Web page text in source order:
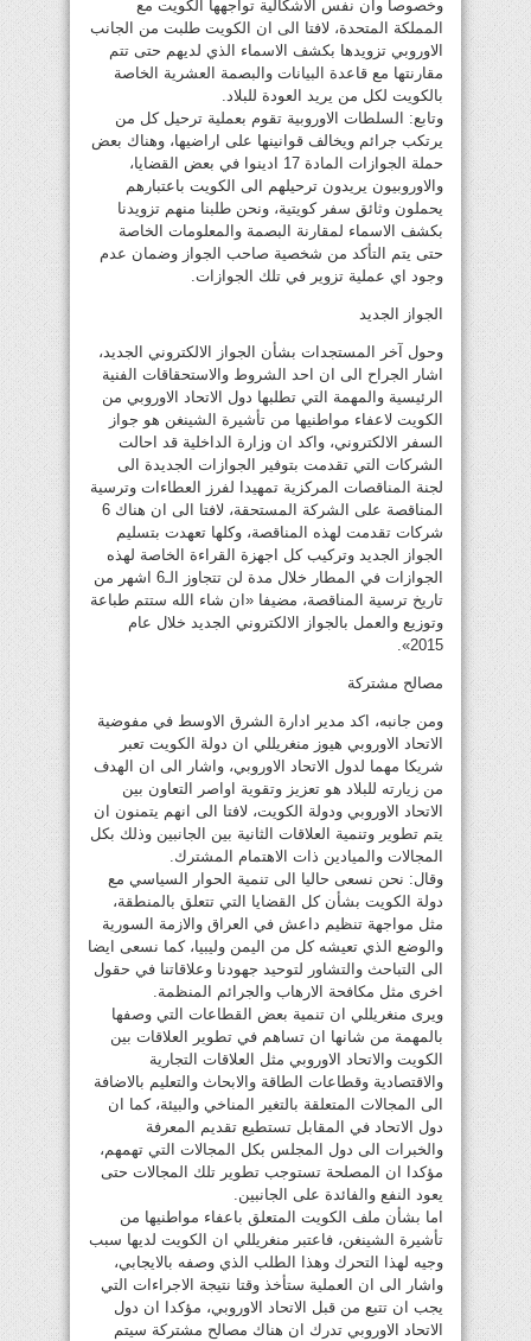
وخصوصا وان نفس الاشكالية تواجهها الكويت مع
المملكة المتحدة، لافتا الى ان الكويت طلبت من الجانب
الاوروبي تزويدها بكشف الاسماء الذي لديهم حتى تتم
مقارنتها مع قاعدة البيانات والبصمة العشرية الخاصة
بالكويت لكل من يريد العودة للبلاد.
وتابع: السلطات الاوروبية تقوم بعملية ترحيل كل من
يرتكب جرائم ويخالف قوانينها على اراضيها، وهناك بعض
حملة الجوازات المادة 17 ادينوا في بعض القضايا،
والاوروبيون يريدون ترحيلهم الى الكويت باعتبارهم
يحملون وثائق سفر كويتية، ونحن طلبنا منهم تزويدنا
بكشف الاسماء لمقارنة البصمة والمعلومات الخاصة
حتى يتم التأكد من شخصية صاحب الجواز وضمان عدم
وجود اي عملية تزوير في تلك الجوازات.
الجواز الجديد
وحول آخر المستجدات بشأن الجواز الالكتروني الجديد،
اشار الجراح الى ان احد الشروط والاستحقاقات الفنية
الرئيسية والمهمة التي تطلبها دول الاتحاد الاوروبي من
الكويت لاعفاء مواطنيها من تأشيرة الشينغن هو جواز
السفر الالكتروني، واكد ان وزارة الداخلية قد احالت
الشركات التي تقدمت بتوفير الجوازات الجديدة الى
لجنة المناقصات المركزية تمهيدا لفرز العطاءات وترسية
المناقصة على الشركة المستحقة، لافتا الى ان هناك 6
شركات تقدمت لهذه المناقصة، وكلها تعهدت بتسليم
الجواز الجديد وتركيب كل اجهزة القراءة الخاصة لهذه
الجوازات في المطار خلال مدة لن تتجاوز الـ6 اشهر من
تاريخ ترسية المناقصة، مضيفا «ان شاء الله ستتم طباعة
وتوزيع والعمل بالجواز الالكتروني الجديد خلال عام
2015».
مصالح مشتركة
ومن جانبه، اكد مدير ادارة الشرق الاوسط في مفوضية
الاتحاد الاوروبي هيوز منغريللي ان دولة الكويت تعبر
شريكا مهما لدول الاتحاد الاوروبي، واشار الى ان الهدف
من زيارته للبلاد هو تعزيز وتقوية اواصر التعاون بين
الاتحاد الاوروبي ودولة الكويت، لافتا الى انهم يتمنون ان
يتم تطوير وتنمية العلاقات الثانية بين الجانبين وذلك بكل
المجالات والميادين ذات الاهتمام المشترك.
وقال: نحن نسعى حاليا الى تنمية الحوار السياسي مع
دولة الكويت بشأن كل القضايا التي تتعلق بالمنطقة،
مثل مواجهة تنظيم داعش في العراق والازمة السورية
والوضع الذي تعيشه كل من اليمن وليبيا، كما نسعى ايضا
الى التباحث والتشاور لتوحيد جهودنا وعلاقاتنا في حقول
اخرى مثل مكافحة الارهاب والجرائم المنظمة.
ويرى منغريللي ان تنمية بعض القطاعات التي وصفها
بالمهمة من شانها ان تساهم في تطوير العلاقات بين
الكويت والاتحاد الاوروبي مثل العلاقات التجارية
والاقتصادية وقطاعات الطاقة والابحاث والتعليم بالاضافة
الى المجالات المتعلقة بالتغير المناخي والبيئة، كما ان
دول الاتحاد في المقابل تستطيع تقديم المعرفة
والخبرات الى دول المجلس بكل المجالات التي تهمهم،
مؤكدا ان المصلحة تستوجب تطوير تلك المجالات حتى
يعود النفع والفائدة على الجانبين.
اما بشأن ملف الكويت المتعلق باعفاء مواطنيها من
تأشيرة الشينغن، فاعتبر منغريللي ان الكويت لديها سبب
وجيه لهذا التحرك وهذا الطلب الذي وصفه بالايجابي،
واشار الى ان العملية ستأخذ وقتا نتيجة الاجراءات التي
يجب ان تتبع من قبل الاتحاد الاوروبي، مؤكدا ان دول
الاتحاد الاوروبي تدرك ان هناك مصالح مشتركة سيتم